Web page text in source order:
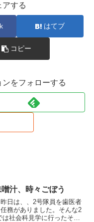
アする
はてブ
コピー
をフォローする
汁、時々ごぼう
日は、、2号隊員を歯医者
務がありました。そんな2
社会科見学に行ったそう